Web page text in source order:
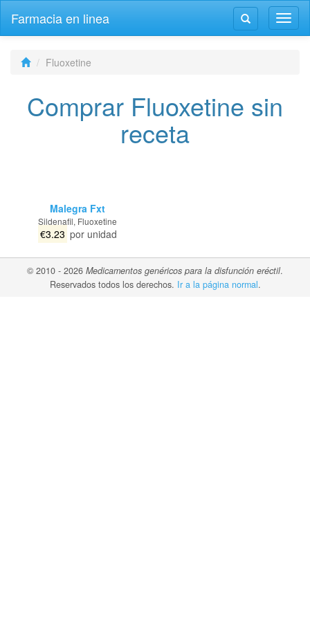
la
Alternar
la
Farmacia en linea
Fluoxetine
Comprar Fluoxetine sin
receta
Malegra Fxt
Sildenafil, Fluoxetine
€3.23 por unidad
© 2010 - 2026 Medicamentos genéricos para la disfunción eréctil.
Reservados todos los derechos. Ir a la página normal.